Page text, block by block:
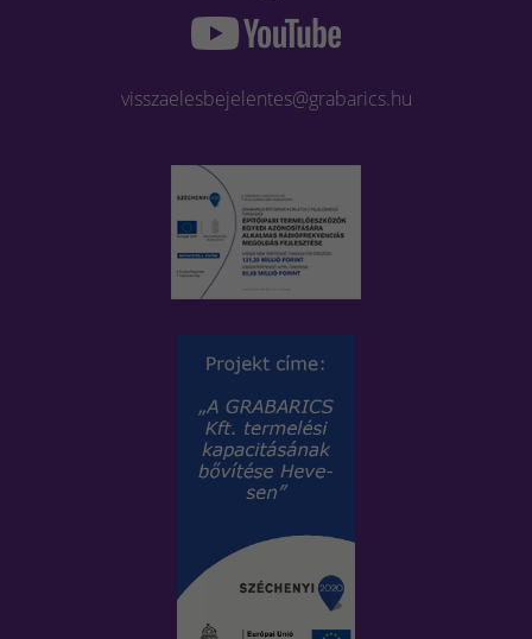
visszaelesbejelentes@grabarics.hu